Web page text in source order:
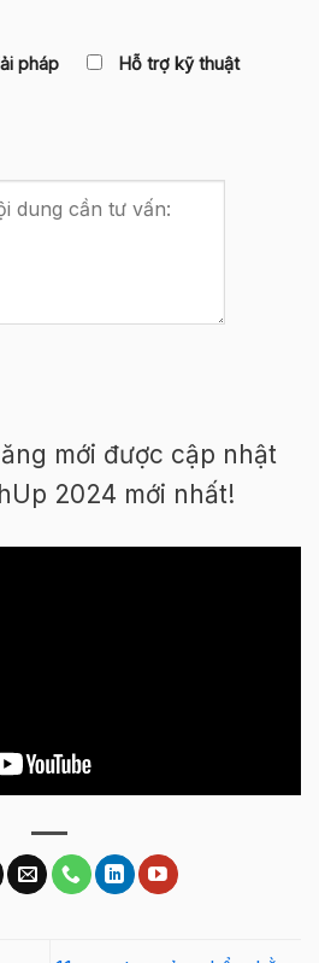
pháp
Hỗ trợ kỹ thuật
mới được cập nhật
2024 mới nhất!